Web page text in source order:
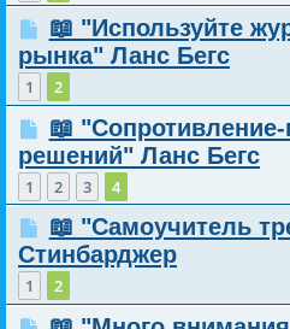
📖 "Используйте
рынка" Ланс Бегс
1 2
📖
решений" Ланс Бегс
1 2 3 4
📖 "Самоучитель
Стинбарджер
1 2